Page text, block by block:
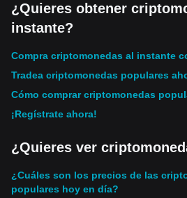
¿Quieres obtener
instante?
Compra criptomonedas al instante
Tradea criptomonedas populares
Cómo comprar criptomonedas
¡Regístrate ahora!
¿Quieres ver
¿Cuáles son los precios de las
populares hoy en día?